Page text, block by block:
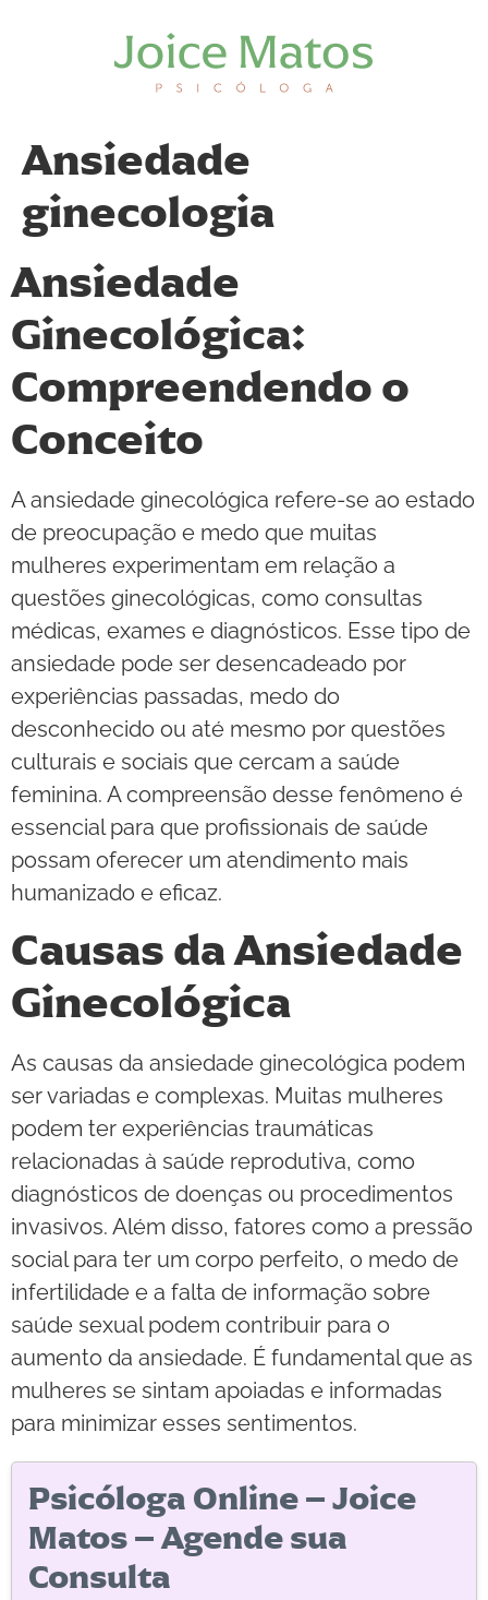
Ansiedade
ginecologia
Ansiedade
Ginecológica:
Compreendendo o
Conceito
A ansiedade ginecológica refere-se ao estado
de preocupação e medo que muitas
mulheres experimentam em relação a
questões ginecológicas, como consultas
médicas, exames e diagnósticos. Esse tipo de
ansiedade pode ser desencadeado por
experiências passadas, medo do
desconhecido ou até mesmo por questões
culturais e sociais que cercam a saúde
feminina. A compreensão desse fenômeno é
essencial para que profissionais de saúde
possam oferecer um atendimento mais
humanizado e eficaz.
Causas da Ansiedade
Ginecológica
As causas da ansiedade ginecológica podem
ser variadas e complexas. Muitas mulheres
podem ter experiências traumáticas
relacionadas à saúde reprodutiva, como
diagnósticos de doenças ou procedimentos
invasivos. Além disso, fatores como a pressão
social para ter um corpo perfeito, o medo de
infertilidade e a falta de informação sobre
saúde sexual podem contribuir para o
aumento da ansiedade. É fundamental que as
mulheres se sintam apoiadas e informadas
para minimizar esses sentimentos.
Psicóloga Online – Joice
Matos – Agende sua
Consulta